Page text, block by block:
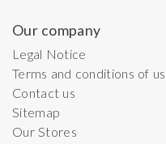
Our company
Legal Notice
Terms and conditions of
Contact us
Sitemap
Our Stores